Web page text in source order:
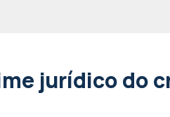
jurídico do